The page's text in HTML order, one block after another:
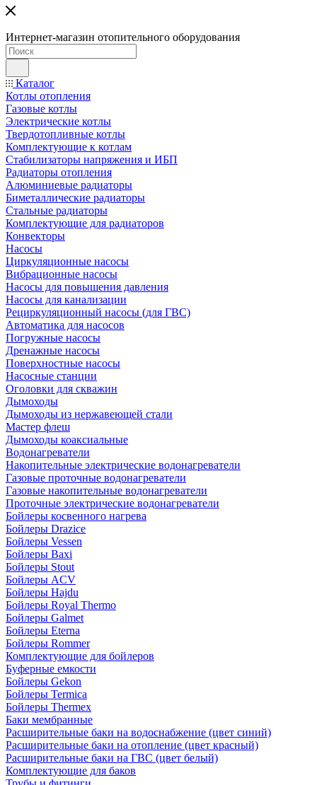
Интернет-магазин отопительного оборудования
Каталог
Котлы отопления
Газовые котлы
Электрические котлы
Твердотопливные котлы
Комплектующие к котлам
Стабилизаторы напряжения и ИБП
Радиаторы отопления
Алюминиевые радиаторы
Биметаллические радиаторы
Стальные радиаторы
Комплектующие для радиаторов
Конвекторы
Насосы
Циркуляционные насосы
Вибрационные насосы
Насосы для повышения давления
Насосы для канализации
Рециркуляционный насосы (для ГВС)
Автоматика для насосов
Погружные насосы
Дренажные насосы
Поверхностные насосы
Насосные станции
Оголовки для скважин
Дымоходы
Дымоходы из нержавеющей стали
Мастер флеш
Дымоходы коаксиальные
Водонагреватели
Накопительные электрические водонагреватели
Газовые проточные водонагреватели
Газовые накопительные водонагреватели
Проточные электрические водонагреватели
Бойлеры косвенного нагрева
Бойлеры Drazice
Бойлеры Vessen
Бойлеры Baxi
Бойлеры Stout
Бойлеры ACV
Бойлеры Hajdu
Бойлеры Royal Thermo
Бойлеры Galmet
Бойлеры Eterna
Бойлеры Rommer
Комплектующие для бойлеров
Буферные емкости
Бойлеры Gekon
Бойлеры Termica
Бойлеры Thermex
Баки мембранные
Расширительные баки на водоснабжение (цвет синий)
Расширительные баки на отопление (цвет красный)
Расширительные баки на ГВС (цвет белый)
Комплектующие для баков